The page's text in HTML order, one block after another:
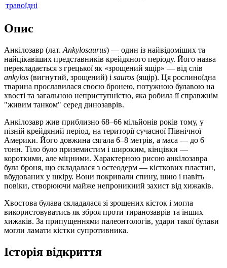
травоїдні
Опис
Анкілозавр (лат. Ankylosaurus) — один із найвідоміших та
найцікавіших представників крейдяного періоду. Його назва
перекладається з грецької як «зрощений ящір» — від слів
ankylos (вигнутий, зрощений) і sauros (ящір). Ця рослиноїдна
тварина прославилася своєю бронею, потужною булавою на
хвості та загальною неприступністю, яка робила її справжнім
"живим танком" серед динозаврів.
Анкілозавр жив приблизно 68–66 мільйонів років тому, у
пізній крейдяний період, на території сучасної Північної
Америки. Його довжина сягала 6–8 метрів, а маса — до 6
тонн. Тіло було приземистим і широким, кінцівки —
короткими, але міцними. Характерною рисою анкілозавра
була броня, що складалася з остеодерм — кісткових пластин,
вбудованих у шкіру. Вони покривали спину, шию і навіть
повіки, створюючи майже непроникний захист від хижаків.
Хвостова булава складалася зі зрощених кісток і могла
використовуватись як зброя проти тиранозаврів та інших
хижаків. За припущеннями палеонтологів, удари такої булави
могли ламати кістки супротивника.
Історія відкриття